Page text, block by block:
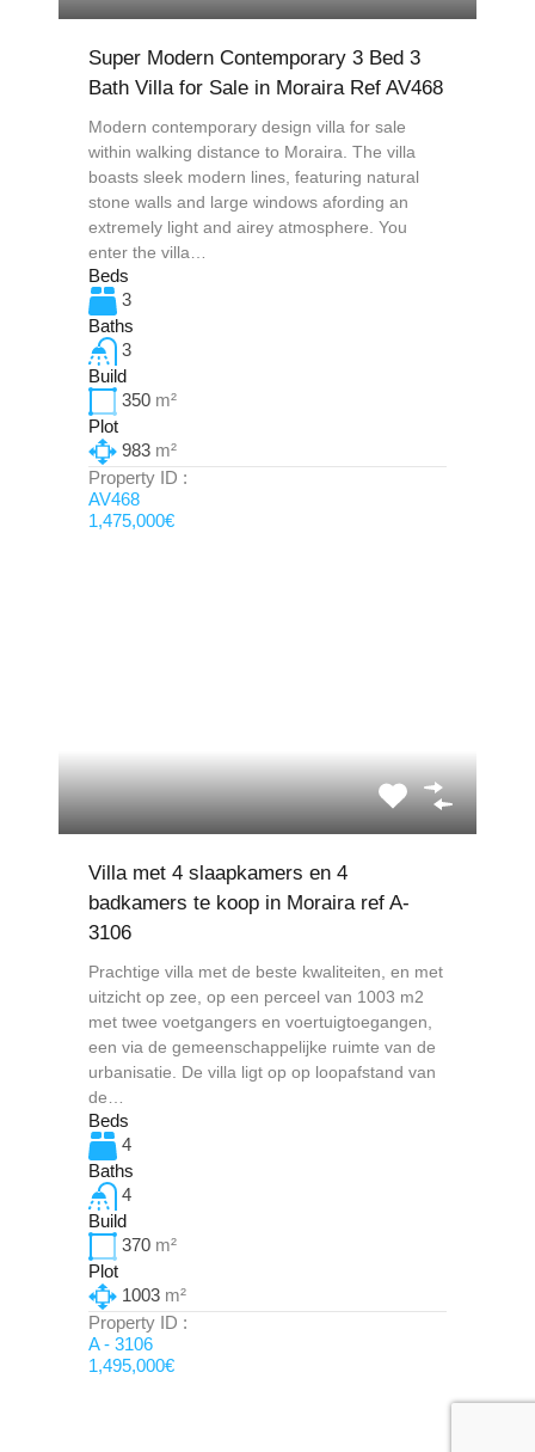
Super Modern Contemporary 3 Bed 3
Bath Villa for Sale in Moraira Ref AV468
Modern contemporary design villa for sale
within walking distance to Moraira. The villa
boasts sleek modern lines, featuring natural
stone walls and large windows afording an
extremely light and airey atmosphere. You
enter the villa…
Beds
3
Baths
3
Build
350 m²
Plot
983 m²
Property ID :
AV468
1,475,000€
Villa met 4 slaapkamers en 4
badkamers te koop in Moraira ref A-
3106
Prachtige villa met de beste kwaliteiten, en met
uitzicht op zee, op een perceel van 1003 m2
met twee voetgangers en voertuigtoegangen,
een via de gemeenschappelijke ruimte van de
urbanisatie. De villa ligt op op loopafstand van
de…
Beds
4
Baths
4
Build
370 m²
Plot
1003 m²
Property ID :
A - 3106
1,495,000€